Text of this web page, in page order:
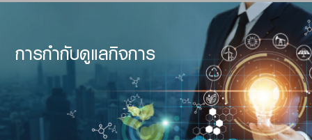
ติดต่อเรา
กลุ่มธุรกิจทางการเงินแลนด์ แอนด์ เฮ้าส์
โทร 1327 TH EN
บริการ
ดิจิทัลแบงก์กิ้ง
การกำกับดูแลกิจการ
รายงานคณะกรรมการความยั่งยืนและบรรษัทภิบาล